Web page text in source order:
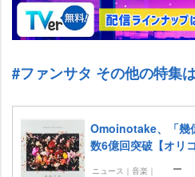
#ファンサタ その他の特集
Omoinotake、「幾
数6億回突破【オリ
ニュース｜音楽｜